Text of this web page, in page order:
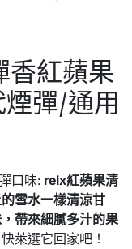
紅蘋果
彈/通用
口味: relx紅蘋果清
雪水一樣清涼甘
帶來細膩多汁的果
快萊選它回家吧！